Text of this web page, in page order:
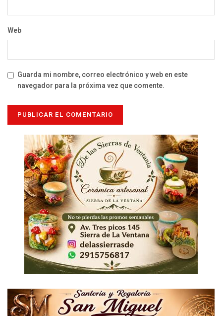
Web
Guarda mi nombre, correo electrónico y web en este
navegador para la próxima vez que comente.